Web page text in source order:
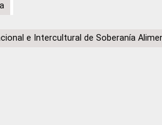
e Intercultural de Soberanía